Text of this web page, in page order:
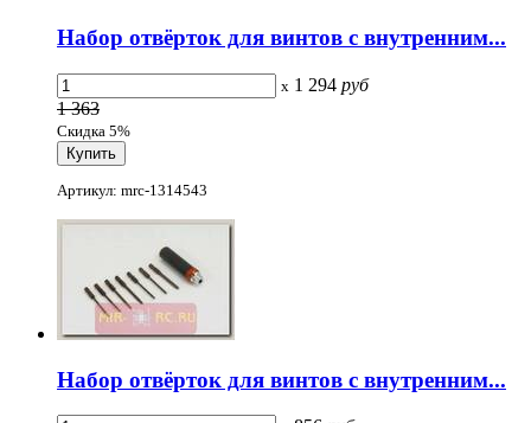
Набор отвёрток для винтов с внутренним...
x 1 294 руб
1 363
Скидка 5%
Артикул: mrc-1314543
Набор отвёрток для винтов с внутренним...